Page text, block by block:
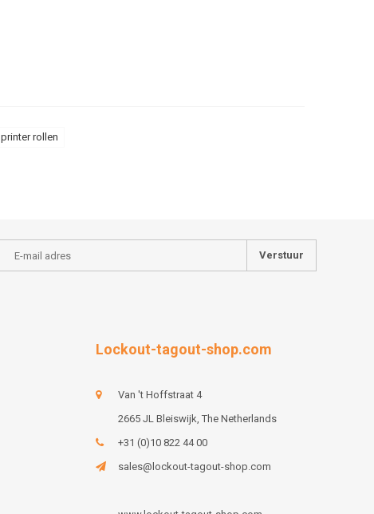
printer rollen
Verstuur
Lockout-tagout-shop.com
Van 't Hoffstraat 4
2665 JL Bleiswijk, The Netherlands
+31 (0)10 822 44 00
sales@lockout-tagout-shop.com